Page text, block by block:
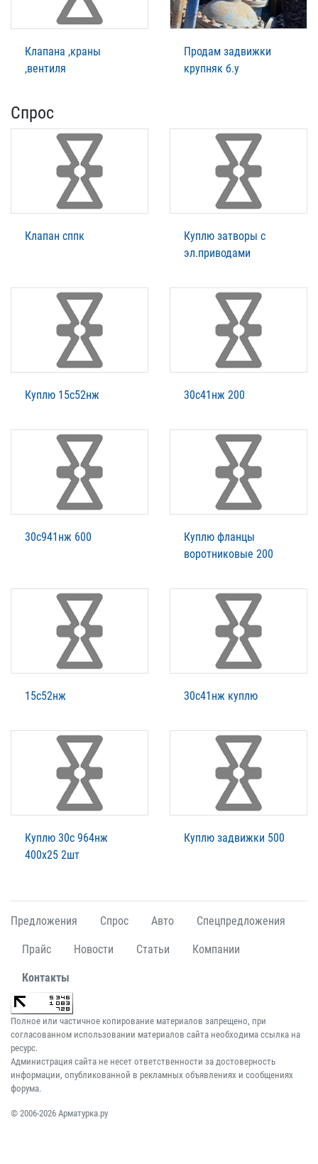
Клапана ,краны
,вентиля
Продам задвижки
крупняк б.у
Спрос
Клапан сппк
Куплю затворы с
эл.приводами
Куплю 15с52нж 30с41нж 200
30с941нж 600
Куплю фланцы
воротниковые 200
15с52нж 30с41нж куплю
Куплю 30с 964нж
400х25 2шт
Куплю задвижки 500
Предложения Спрос Авто Спецпредложения
Прайс Новости Статьи Компании
Контакты
Полное или частичное копирование материалов запрещено, при
согласованном использовании материалов сайта необходима ссылка на
ресурс.
Администрация сайта не несет ответственности за достоверность
информации, опубликованной в рекламных объявлениях и сообщениях
форума.
© 2006-2026 Арматурка.ру